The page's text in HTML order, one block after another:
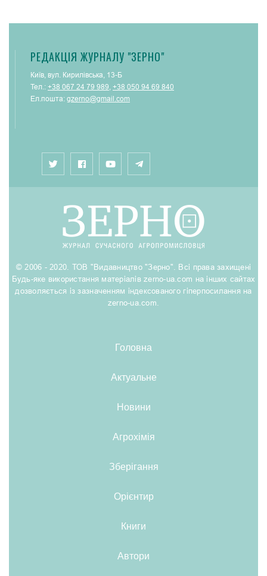
РЕДАКЦІЯ ЖУРНАЛУ "ЗЕРНО"
Київ, вул. Кирилівська, 13-Б
Тел.: +38 067 24 79 989, +38 050 94 69 840
Ел.пошта: gzerno@gmail.com
© 2006 - 2020. ТОВ "Видавництво "Зерно". Всі права захищені
Будь-яке використання матеріалів zerno-ua.com на інших сайтах
дозволяється із зазначенням індексованого гіперпосилання на
zerno-ua.com.
Головна
Актуальне
Новини
Агрохімія
Зберігання
Орієнтир
Книги
Автори